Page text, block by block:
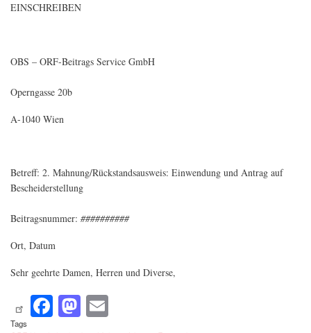
EINSCHREIBEN
OBS – ORF-Beitrags Service GmbH
Operngasse 20b
A-1040 Wien
Betreff: 2. Mahnung/Rückstandsausweis: Einwendung und Antrag auf
Bescheiderstellung
Beitragsnummer: ##########
Ort, Datum
Sehr geehrte Damen, Herren und Diverse,
Fa
ce
M
as
Tags